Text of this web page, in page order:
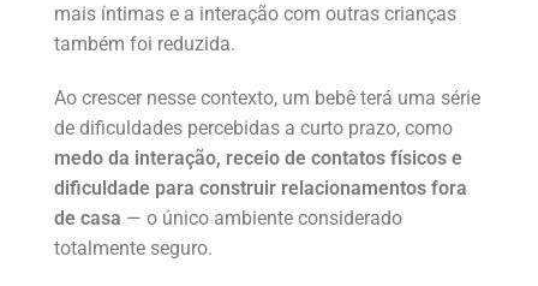
mais íntimas e a interação com outras crianças
também foi reduzida.
Ao crescer nesse contexto, um bebê terá uma série
de dificuldades percebidas a curto prazo, como
medo da interação, receio de contatos físicos e
dificuldade para construir relacionamentos fora
de casa — o único ambiente considerado
totalmente seguro.